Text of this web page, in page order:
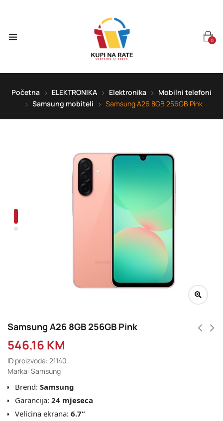
0
Početna ELEKTRONIKA Elektronika
Mobilni telefoni
Samsung mobiteli
Samsung A26 8GB 256GB Pink
Samsung A26 8GB 256GB Pink
546,16 KM
ID proizvoda: 21140
Marka: Samsung
Brend: Samsung
Garancija: 24 mjeseca
Velicina ekrana: 6.7”